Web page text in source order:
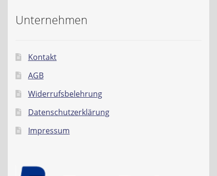
Unternehmen
Kontakt
AGB
Widerrufsbelehrung
Datenschutzerklärung
Impressum